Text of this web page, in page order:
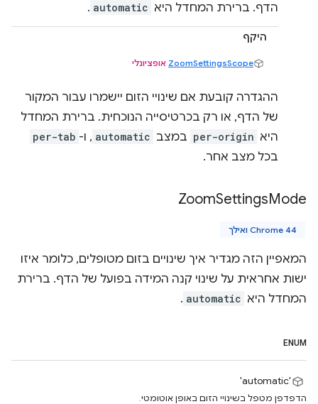
הדף. ברירת המחדל היא automatic
.
היקף
ZoomSettingsScope אופציונלי
ההגדרה קובעת אם שינויי הזום יישמרו עבור המקור
של הדף, או רק בכרטיסייה הנוכחית. ברירת המחדל
היא per-origin במצב automatic , ו- per-tab
בכל מצב אחר.
ZoomSettingsMode
Chrome 44 ואילך
המאפיין הזה מגדיר איך שינויים בזום מטופלים, כלומר איזו
ישות אחראית על שינוי קנה המידה בפועל של הדף. ברירת
המחדל היא automatic
.
ENUM
'automatic'
הדפדפן מטפל בשינויי הזום באופן אוטומטי.